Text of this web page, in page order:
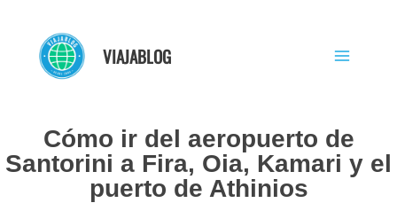
contenido
VIAJABLOG
Cómo ir del aeropuerto de
Santorini a Fira, Oia, Kamari y el
puerto de Athinios